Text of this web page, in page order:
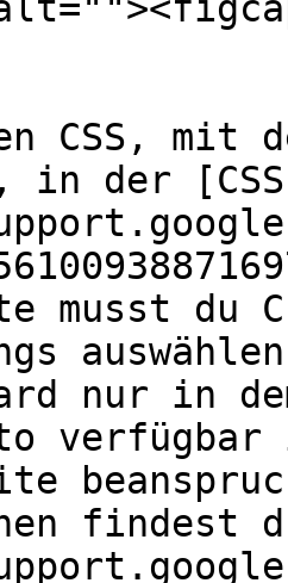
CSS, mit
in der [CSS
musst du
nur in
findest